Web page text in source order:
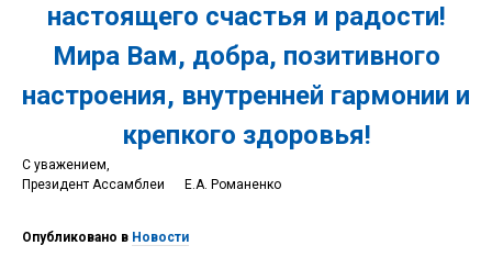
настоящего счастья и радости!
Мира Вам, добра, позитивного
настроения, внутренней гармонии и
крепкого здоровья!
С уважением,
Президент Ассамблеи Е.А. Романенко
Опубликовано в Новости